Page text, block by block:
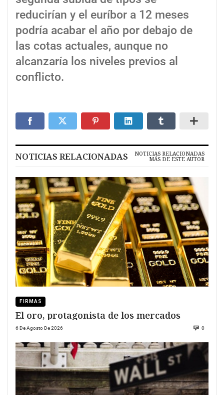
reducirían y el euríbor a 12 meses
podría acabar el año por debajo de
las cotas actuales, aunque no
alcanzaría los niveles previos al
conflicto.
NOTICIAS RELACIONADAS NOTICIAS RELACIONADAS
MÁS DE ESTE AUTOR
FIRMAS
El oro, protagonista de los mercados
6 De Agosto De 2026 0